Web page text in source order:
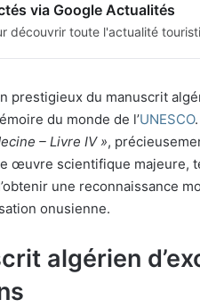
via Google Actualités
découvrir toute l'actualité
prestigieux du manuscrit
du monde de l’UNESCO
– Livre IV »,
œuvre scientifique majeure,
une reconnaissance
onusienne.
algérien